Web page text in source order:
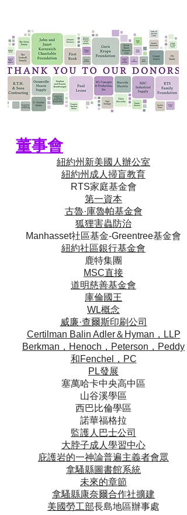
董事會
紐約州新美國人辦公室
紐約州 成人掃盲教育
RTS家庭基金會
第一資本
古魯·庫魯帕基金會
狐狸害蟲防治
Manhasset社區基金-Greentree基金會
紐約社區銀行基金會
鹿特集團
MSC直接
道明慈善基金會
庫倫國王
WL概念
威廉·查爾斯印刷公司
Certilman Balin Adler＆Hyman，LLP
Berkman，Henoch，Peterson，Peddy
和Fenchel，PC
PL發展
塞萬哈卡中央高中區
山谷溪學區
西巴比倫學區
諾華福格拉
監護人 巴士公司
大脖子成人學習中心
庇護岩的一神論普遍主義者會眾
拿騷縣圖書館系統
未來的章節
拿騷縣康奈爾合作社擴建
美國勞工部長島地區辦事處